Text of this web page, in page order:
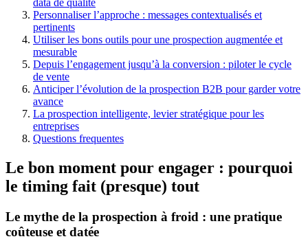
Personnaliser l’approche : messages contextualisés et
pertinents
Utiliser les bons outils pour une prospection augmentée et
mesurable
Depuis l’engagement jusqu’à la conversion : piloter le cycle
de vente
Anticiper l’évolution de la prospection B2B pour garder votre
avance
La prospection intelligente, levier stratégique pour les
entreprises
Questions frequentes
Le bon moment pour engager : pourquoi
le timing fait (presque) tout
Le mythe de la prospection à froid : une pratique
coûteuse et datée